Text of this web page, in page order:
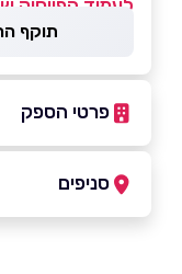
לעמוד הפייסוק
תוקף
פרטי הספק
סניפים